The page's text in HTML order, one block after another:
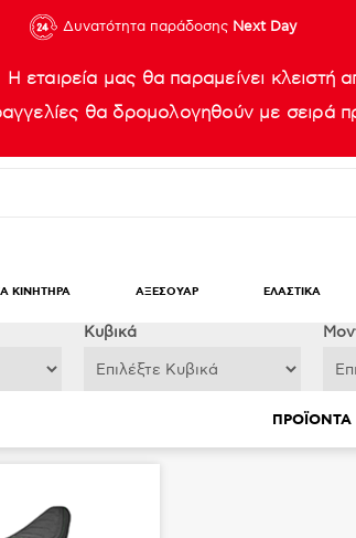
Δυνατότητα παράδοσης Next Day
Η εταιρεία μας θα παραμείνει
θα δρομολογηθούν με σειρά
ΚΙΝΗΤΗΡΑ ΑΞΕΣΟΥΑΡ ΕΛΑΣΤΙΚΑ
Κυβικά
ΠΡΟΪΟΝΤΑ